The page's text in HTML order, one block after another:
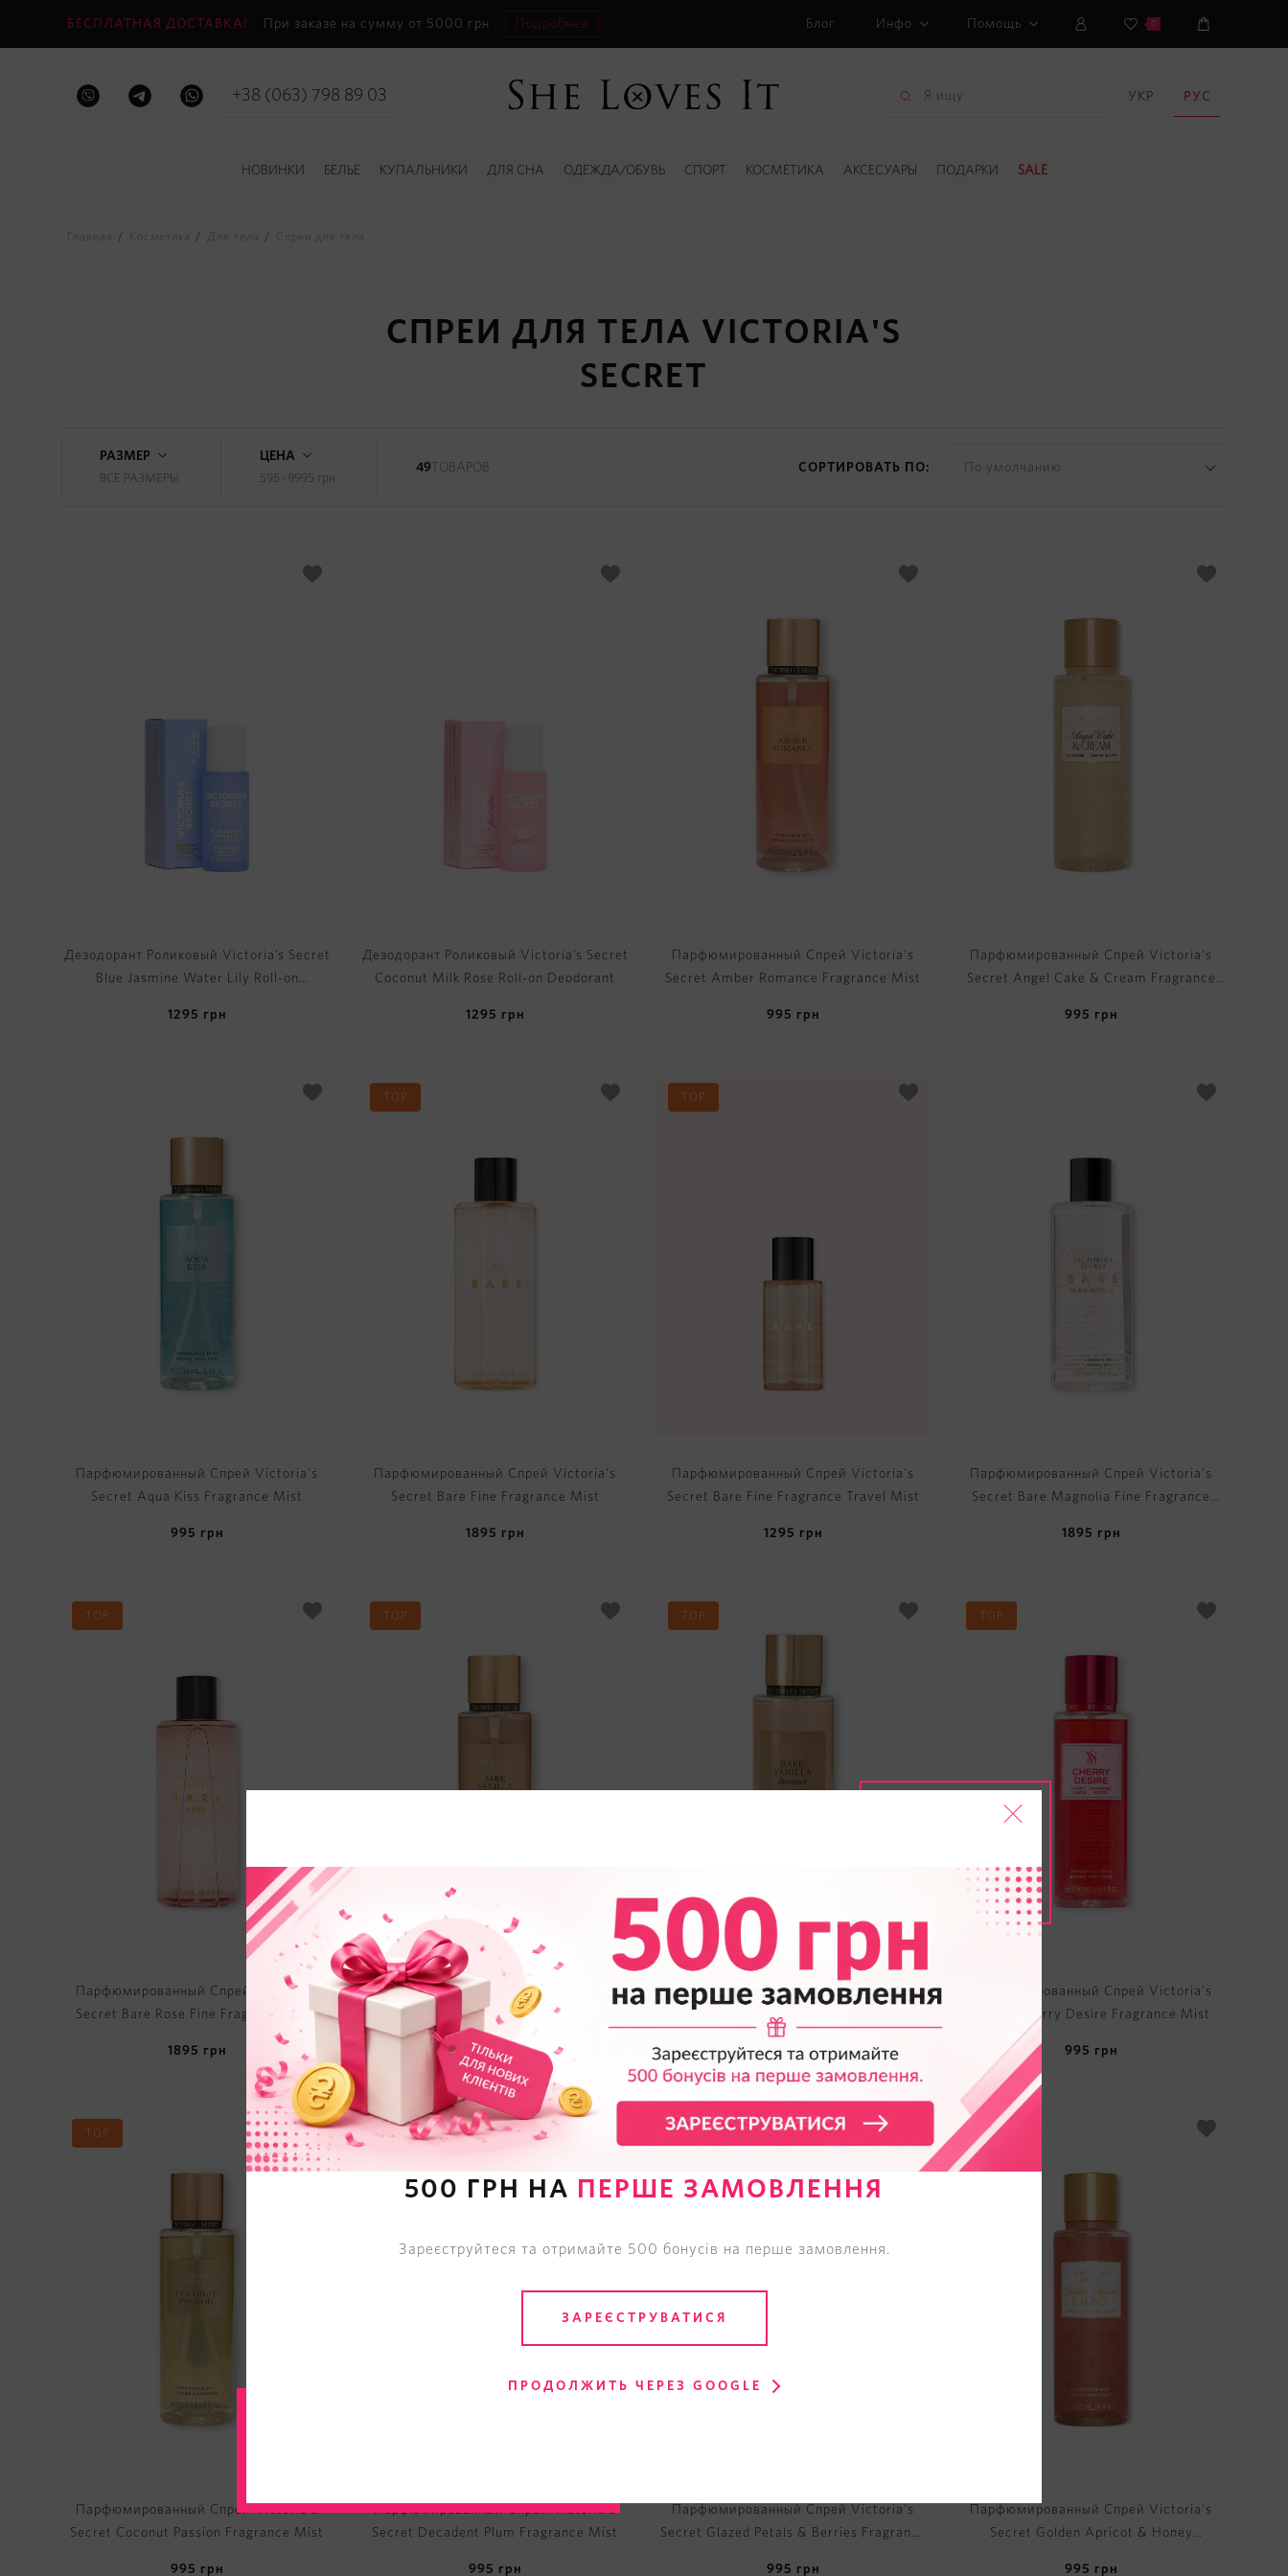
+38 (063) 798 89 03 УКР РУС
БЕСПЛАТНАЯ ДОСТАВКА! При заказе на сумму от 5000 грн Подробнее Блог Инфо Помощь 0
НОВИНКИ БЕЛЬЕ КУПАЛЬНИКИ ДЛЯ СНА ОДЕЖДА/ОБУВЬ СПОРТ КОСМЕТИКА АКСЕСУАРЫ ПОДАРКИ SALE
Главная Косметика Для тела Спреи для тела
СПРЕИ ДЛЯ ТЕЛА VICTORIA'S
SECRET
РАЗМЕР
ВСЕ РАЗМЕРЫ
ЦЕНА
595 -9995 грн
49ТОВАРОВ СОРТИРОВАТЬ ПО: По умолчанию
Дезодорант Роликовый Victoria’s Secret
Blue Jasmine Water Lily Roll-on
1295 грн
Дезодорант Роликовый Victoria’s Secret
Coconut Milk Rose Roll-on Deodorant
1295 грн
Парфюмированный Спрей Victoria's
Secret Amber Romance Fragrance Mist
995 грн
Парфюмированный Спрей Victoria's
Secret Angel Cake & Cream Fragrance
995 грн
Парфюмированный Спрей Victoria's
Secret Aqua Kiss Fragrance Mist
995 грн
TOP
Парфюмированный Спрей Victoria's
Secret Bare Fine Fragrance Mist
1895 грн
TOP
Парфюмированный Спрей Victoria's
Secret Bare Fine Fragrance Travel Mist
1295 грн
Парфюмированный Спрей Victoria's
Secret Bare Magnolia Fine Fragrance
1895 грн
TOP
Парфюмированный Спрей Victoria's
Secret Bare Rose Fine Fragrance Mist
1895 грн
TOP
Парфюмированный Спрей Victoria's
Secret Bare Vanilla Fragrance Mist
995грн
TOP
Парфюмированный Спрей Victoria's
Secret Bare Vanilla Shimmer Fragrance
Mist с Шиммером
995грн
TOP
Парфюмированный Спрей Victoria's
Secret Cherry Desire Fragrance Mist
995 грн
TOP
Парфюмированный Спрей Victoria's
Secret Coconut Passion Fragrance Mist
995 грн
Парфюмированный Спрей Victoria's
Secret Decadent Plum Fragrance Mist
995 грн
Парфюмированный Спрей Victoria's
Secret Glazed Petals & Berries Fragrance
995 грн
Парфюмированный Спрей Victoria's
Secret Golden Apricot & Honey
995 грн
500 ГРН НА ПЕРШЕ ЗАМОВЛЕННЯ
Зареєструйтеся та отримайте 500 бонусів на перше замовлення.
ЗАРЕЄСТРУВАТИСЯ
ПРОДОЛЖИТЬ ЧЕРЕЗ GOOGLE